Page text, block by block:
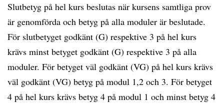
Slutbetyg på hel kurs beslutas när kursens samtliga prov
är genomförda och betyg på alla moduler är beslutade.
För slutbetyget godkänt (G) respektive 3 på hel kurs
krävs minst betyget godkänt (G) respektive 3 på alla
moduler. För betyget väl godkänt (VG) på hel kurs krävs
väl godkänt (VG) betyg på modul 1,2 och 3. För betyget
4 på hel kurs krävs betyg 4 på modul 1 och minst betyg 4